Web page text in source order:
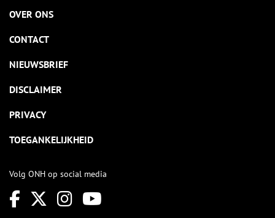
OVER ONS
CONTACT
NIEUWSBRIEF
DISCLAIMER
PRIVACY
TOEGANKELIJKHEID
Volg ONH op social media